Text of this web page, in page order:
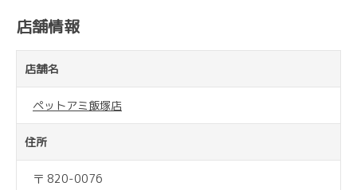
店舗情報
店舗名
ペットアミ飯塚店
住所
〒 820-0076